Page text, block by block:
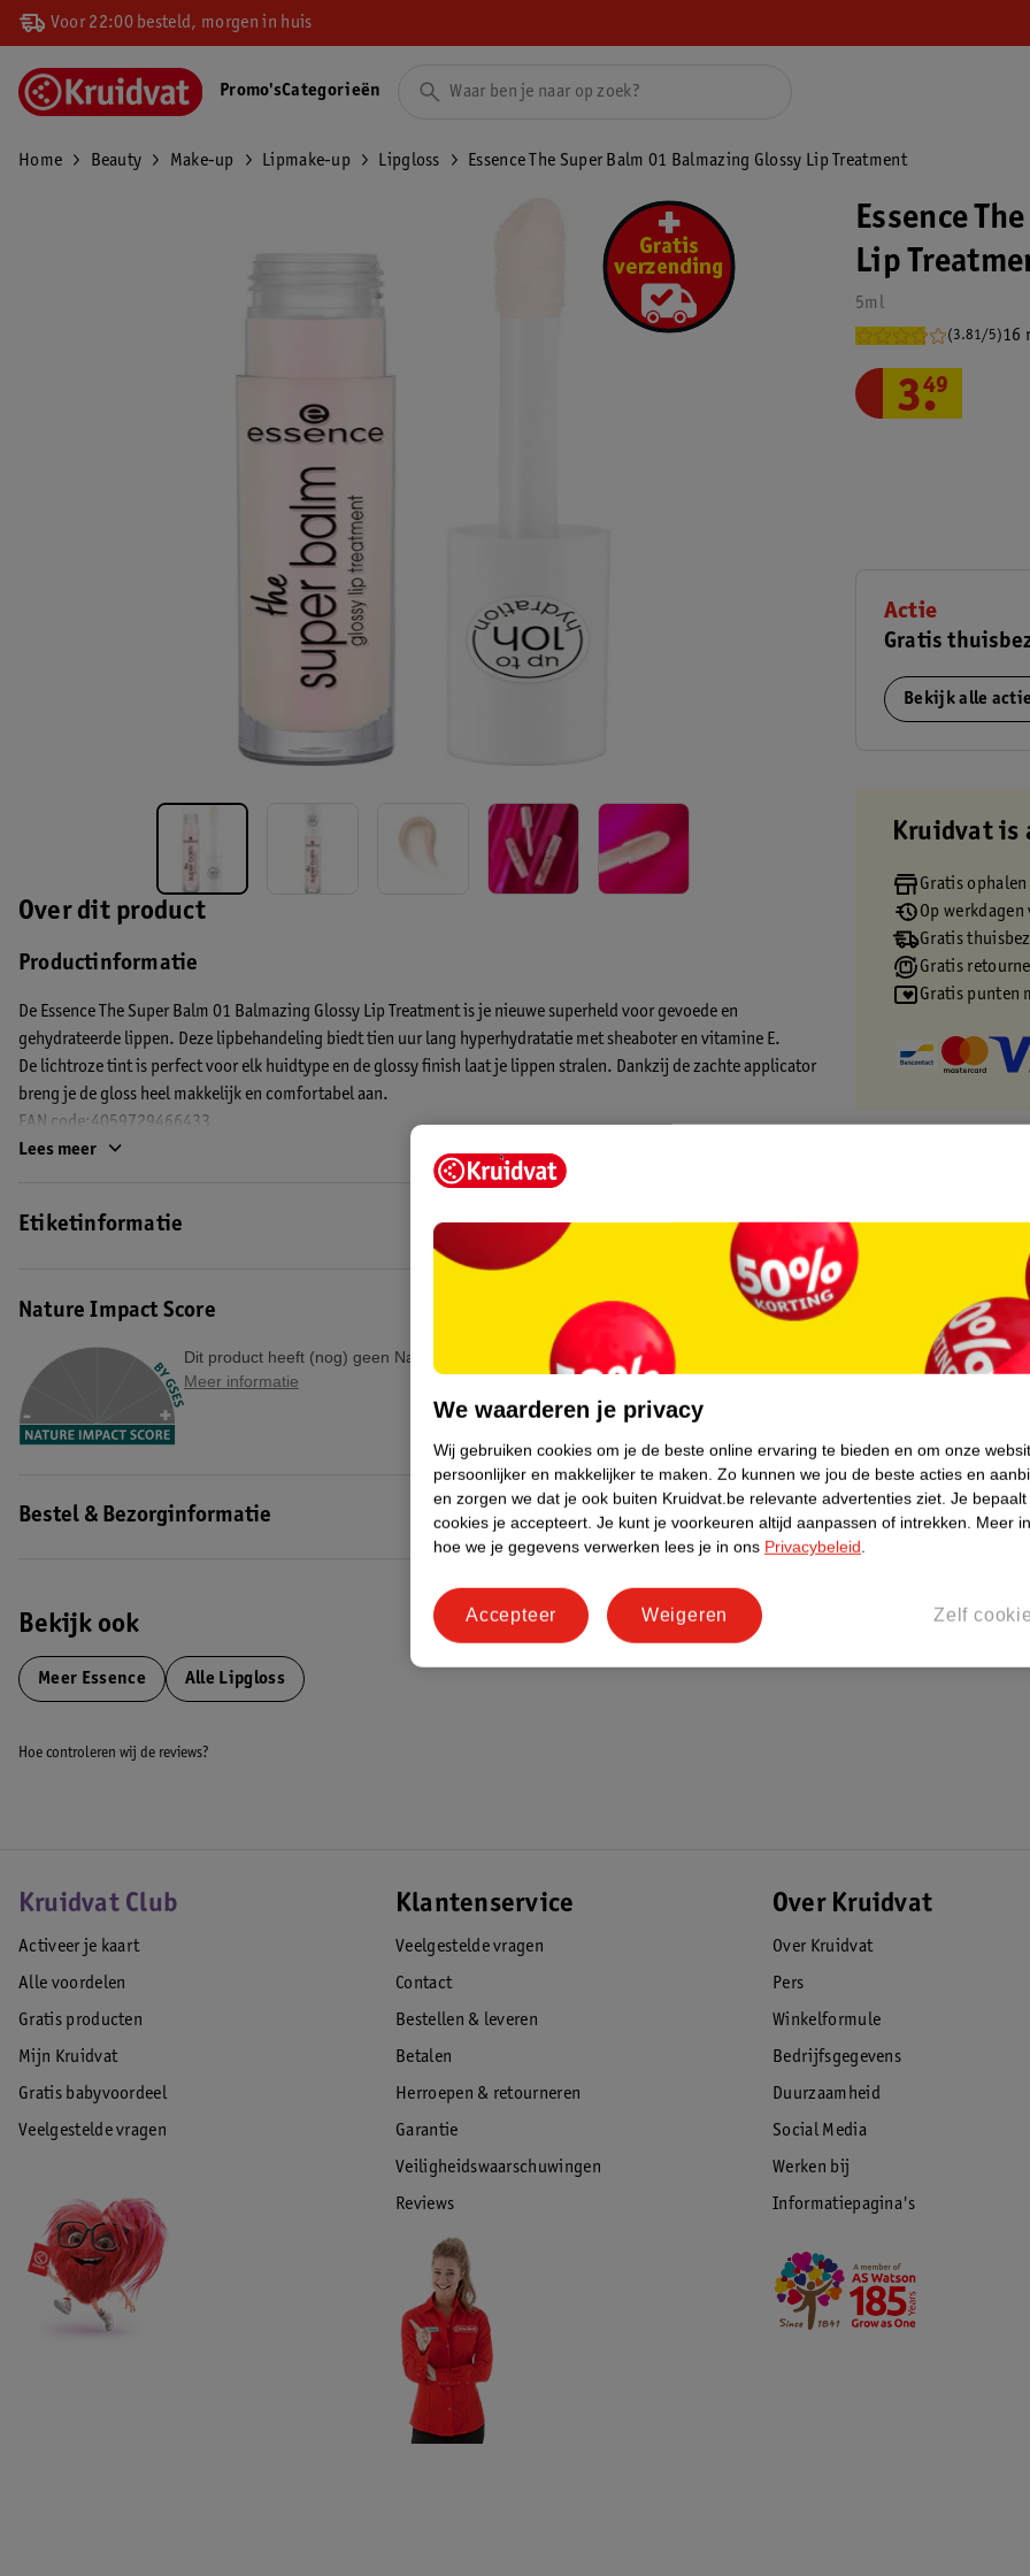
Voor 22:00 besteld, morgen in huis
Promo'sCategorieën
Home Beauty Make-up Lipmake-up Lipgloss Essence The Super Balm 01 Balmazing Glossy Lip Treatment
Over dit product
Productinformatie
De Essence The Super Balm 01 Balmazing Glossy Lip Treatment is je nieuwe superheld voor gevoede en
gehydrateerde lippen. Deze lipbehandeling biedt tien uur lang hyperhydratatie met sheaboter en vitamine E.
De lichtroze tint is perfect voor elk huidtype en de glossy finish laat je lippen stralen. Dankzij de zachte applicator
breng je de gloss heel makkelijk en comfortabel aan.
EAN code:4059729466433
Lees meer
Etiketinformatie
Nature Impact Score
Dit product heeft (nog) geen Nature Impact Score.
Meer informatie
Bestel & Bezorginformatie
Bekijk ook
Meer Essence Alle Lipgloss
Essence
Lip
5ml
(3.81/5)16
3.
49
Actie
Gratis
Bekijk alle
Kruidvat is
Gratis
Op
Gratis
Gratis
Gratis punten
Hoe controleren wij de reviews?
Kruidvat Club
Activeer je kaart
Alle voordelen
Gratis producten
Mijn Kruidvat
Gratis babyvoordeel
Veelgestelde vragen
Klantenservice
Veelgestelde vragen
Contact
Bestellen & leveren
Betalen
Herroepen & retourneren
Garantie
Veiligheidswaarschuwingen
Reviews
Over Kruidvat
Over Kruidvat
Pers
Winkelformule
Bedrijfsgegevens
Duurzaamheid
Social Media
Werken bij
Informatiepagina's
We waarderen je privacy
Wij gebruiken cookies om je de beste online ervaring te bieden en om onze
persoonlijker en makkelijker te maken. Zo kunnen we jou de beste acties en
en zorgen we dat je ook buiten Kruidvat.be relevante advertenties ziet. Je
cookies je accepteert. Je kunt je voorkeuren altijd aanpassen of intrekken. Meer
hoe we je gegevens verwerken lees je in ons Privacybeleid.
Zelf
Weigeren
Accepteer